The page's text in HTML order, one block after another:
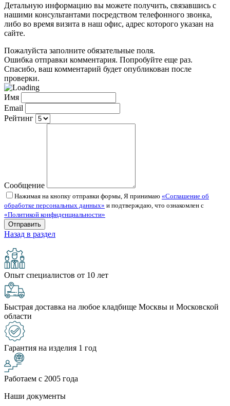
Детальную информацию вы можете получить, связавшись с
нашими консультантами посредством телефонного звонка,
либо во время визита в наш офис, адрес которого указан на
сайте.
Пожалуйста заполните обязательные поля.
Ошибка отправки комментария. Попробуйте еще раз.
Спасибо, ваш комментарий будет опубликован после
проверки.
Имя
Email
Рейтинг
Сообщение
Нажимая на кнопку отправки формы, Я принимаю «Соглашение об
обработке персональных данных» и подтверждаю, что ознакомлен с
«Политикой конфиденциальности»
Назад в раздел
Опыт специалистов от 10 лет
Быстрая доставка на любое кладбище Москвы и Московской
области
Гарантия на изделия 1 год
Работаем с 2005 года
Наши документы